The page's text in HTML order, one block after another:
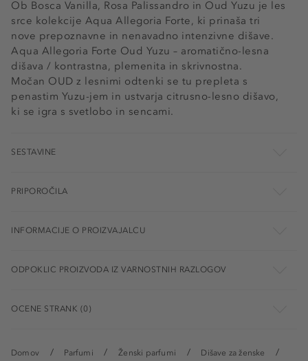
Domov Parfumi Ženski parfumi
Dišave za ženske
Ob Bosca Vanilla, Rosa Palissandro in Oud Yuzu je les
srce kolekcije Aqua Allegoria Forte, ki prinaša tri
nove prepoznavne in nenavadno intenzivne dišave.
Aqua Allegoria Forte Oud Yuzu – aromatično-lesna
dišava / kontrastna, plemenita in skrivnostna.
Močan OUD z lesnimi odtenki se tu prepleta s
penastim Yuzu-jem in ustvarja citrusno-lesno dišavo,
ki se igra s svetlobo in sencami.
SESTAVINE
PRIPOROČILA
INFORMACIJE O PROIZVAJALCU
ODPOKLIC PROIZVODA IZ VARNOSTNIH RAZLOGOV
OCENE STRANK (0)